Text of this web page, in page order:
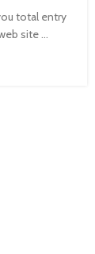
total entry
site ...